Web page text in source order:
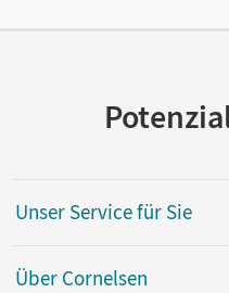
Unser Service für Sie
Über Cornelsen